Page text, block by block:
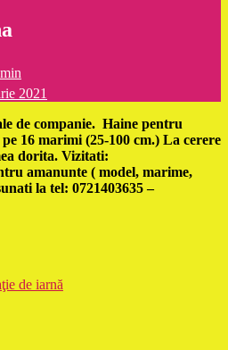
2021
de companie. Haine pentru
16 marimi (25-100 cm.) La cerere
dorita. Vizitati:
amanunte ( model, marime,
la tel: 0721403635 –
de iarnă